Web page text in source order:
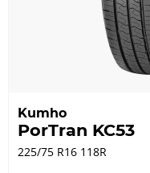
Kumho
PorTran KC53
225/75 R16 118R